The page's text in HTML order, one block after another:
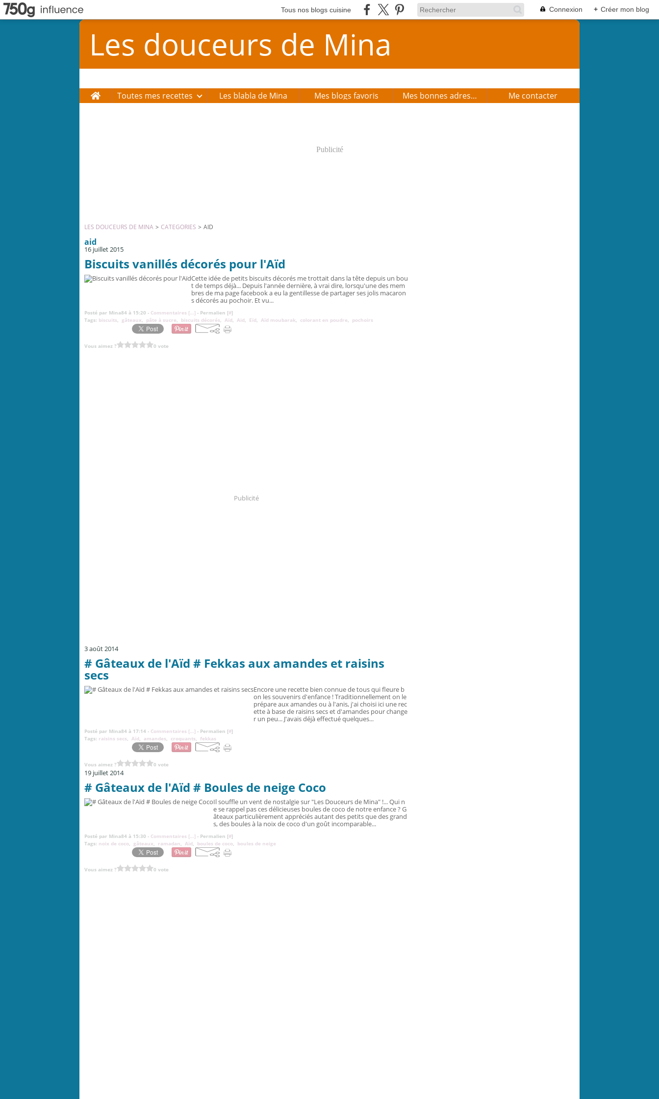
Tous nos blogs cuisine Connexion + Créer mon blog
Les douceurs de Mina
Home Toutes mes recettes Les blabla de Mina Mes blogs favoris Mes bonnes adresses Me contacter
Publicité
LES DOUCEURS DE MINA > CATEGORIES > AID
aid
16 juillet 2015
Biscuits vanillés décorés pour l'Aïd
Cette idée de petits biscuits décorés me trottait dans la tête depuis un bou
t de temps déjà... Depuis l'année dernière, à vrai dire, lorsqu'une des mem
bres de ma page facebook a eu la gentillesse de partager ses jolis macaron
s décorés au pochoir. Et vu...
Posté par Mina84 à 15:20 - Commentaires […] - Permalien [#]
Tags: biscuits, gâteaux, pâte à sucre, biscuits décorés, Aïd, Aid, Eïd, Aïd moubarak, colorant en poudre, pochoirs
Vous aimez ? 0 vote
Publicité
3 août 2014
# Gâteaux de l'Aïd # Fekkas aux amandes et raisins
secs
Encore une recette bien connue de tous qui fleure b
on les souvenirs d'enfance ! Traditionnellement on le
prépare aux amandes ou à l'anis, j'ai choisi ici une rec
ette à base de raisins secs et d'amandes pour change
r un peu... J'avais déjà effectué quelques...
Posté par Mina84 à 17:14 - Commentaires […] - Permalien [#]
Tags: raisins secs, Aïd, amandes, croquants, fekkas
Vous aimez ? 0 vote
19 juillet 2014
# Gâteaux de l'Aïd # Boules de neige Coco
Il souffle un vent de nostalgie sur "Les Douceurs de Mina" !... Qui n
e se rappel pas ces délicieuses boules de coco de notre enfance ? G
âteaux particulièrement appréciés autant des petits que des grand
s, des boules à la noix de coco d'un goût incomparable...
Posté par Mina84 à 15:30 - Commentaires […] - Permalien [#]
Tags: noix de coco, gâteaux, ramadan, Aïd, boules de coco, boules de neige
Vous aimez ? 0 vote